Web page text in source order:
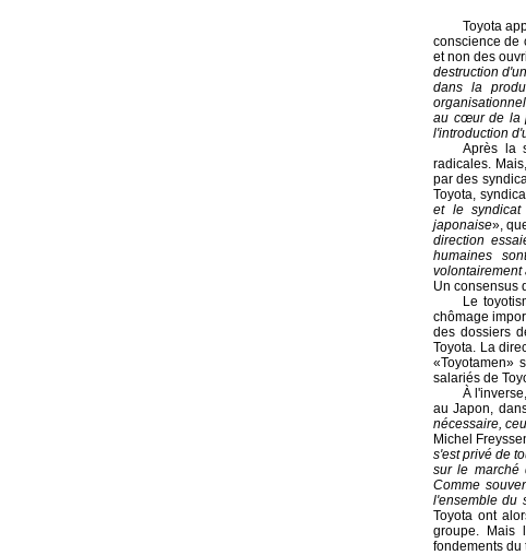
Toyota
conscience de
et non des
destruction
dans la
au cœur de la
l'introduction
Après la
radicales.
par des
Toyota,
et le syndicat
japonaise»,
direction
humaines
volontairement
Un consensus
Le
chômage
des dossiers
Toyota. La
«Toyotamen»
salariés de
À
au Japon,
nécessaire,
Michel
s'est privé de
sur le marché
Comme
l'ensemble du
Toyota ont
groupe. Mais
fondements du